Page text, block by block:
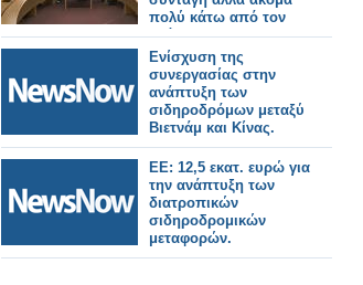
πολύ κάτω από τον
στόχο!
Ενίσχυση της
συνεργασίας στην
ανάπτυξη των
σιδηροδρόμων μεταξύ
Βιετνάμ και Κίνας.
ΕΕ: 12,5 εκατ. ευρώ για
την ανάπτυξη των
διατροπικών
σιδηροδρομικών
μεταφορών.